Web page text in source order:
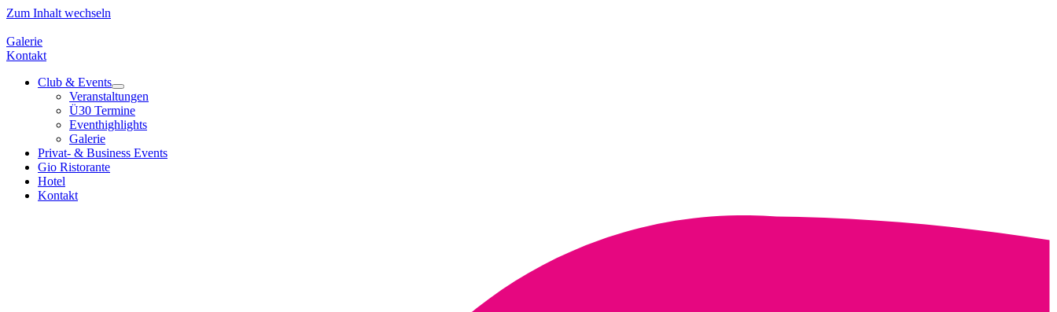
Zum Inhalt wechseln
Galerie
Kontakt
Club & Events
Veranstaltungen
Ü30 Termine
Eventhighlights
Galerie
Privat- & Business Events
Gio Ristorante
Hotel
Kontakt